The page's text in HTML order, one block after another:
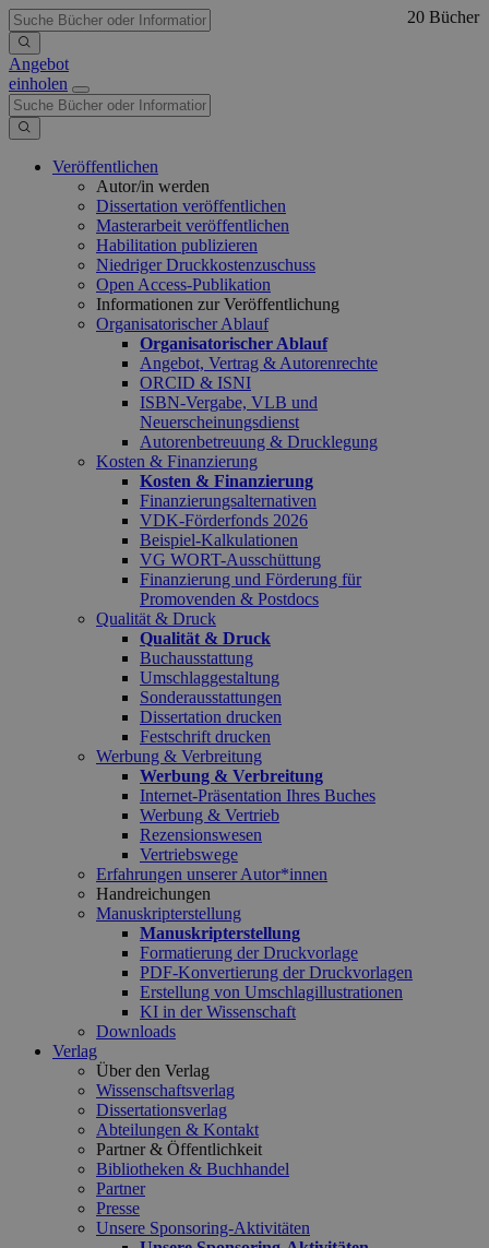
Angebot
einholen
Veröffentlichen
Autor/in werden
Dissertation veröffentlichen
Masterarbeit veröffentlichen
Habilitation publizieren
Niedriger Druckkostenzuschuss
Open Access-Publikation
Informationen zur Veröffentlichung
Organisatorischer Ablauf
Organisatorischer Ablauf
Angebot, Vertrag & Autorenrechte
ORCID & ISNI
ISBN-Vergabe, VLB und
Neuerscheinungsdienst
Autorenbetreuung & Drucklegung
Kosten & Finanzierung
Kosten & Finanzierung
Finanzierungsalternativen
VDK-Förderfonds 2026
Beispiel-Kalkulationen
VG WORT-Ausschüttung
Finanzierung und Förderung für
Promovenden & Postdocs
Qualität & Druck
Qualität & Druck
Buchausstattung
Umschlaggestaltung
Sonderausstattungen
Dissertation drucken
Festschrift drucken
Werbung & Verbreitung
Werbung & Verbreitung
Internet-Präsentation Ihres Buches
Werbung & Vertrieb
Rezensionswesen
Vertriebswege
Erfahrungen unserer Autor*innen
Handreichungen
Manuskripterstellung
Manuskripterstellung
Formatierung der Druckvorlage
PDF-Konvertierung der Druckvorlagen
Erstellung von Umschlagillustrationen
KI in der Wissenschaft
Downloads
Verlag
Über den Verlag
Wissenschaftsverlag
Dissertationsverlag
Abteilungen & Kontakt
Partner & Öffentlichkeit
Bibliotheken & Buchhandel
Partner
Presse
Unsere Sponsoring-Aktivitäten
20 Bücher